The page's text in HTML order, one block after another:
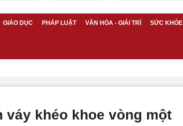
GIÁO DỤC PHÁP LUẬT VĂN HÓA - GIẢI TRÍ SỨC KHỎE
váy khéo khoe vòng một